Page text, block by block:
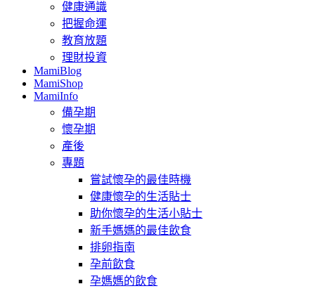
健康通識
把握命運
教育放題
理財投資
MamiBlog
MamiShop
MamiInfo
備孕期
懷孕期
產後
專題
嘗試懷孕的最佳時機
健康懷孕的生活貼士
助你懷孕的生活小貼士
新手媽媽的最佳飲食
排卵指南
孕前飲食
孕媽媽的飲食